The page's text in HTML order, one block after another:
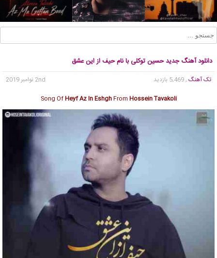
دانلود آهنگ جدید حسین توکلی با نام حیف از این عشق
تک آهنگ , 5,469 بازدید
2nd نوامبر 2019
Song OfHeyf Az In EshghFrom Hossein Tavakoli